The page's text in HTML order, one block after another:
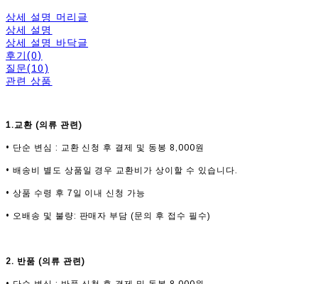
상세 설명 머리글
상세 설명
상세 설명 바닥글
후기(0)
질문(10)
관련 상품
1.교환 (의류 관련)
• 단순 변심 : 교환 신청 후 결제 및 동봉 8,000원
• 배송비 별도 상품일 경우 교환비가 상이할 수 있습니다.
• 상품 수령 후 7일 이내 신청 가능
• 오배송 및 불량: 판매자 부담 (문의 후 접수 필수)
2. 반품 (의류 관련)